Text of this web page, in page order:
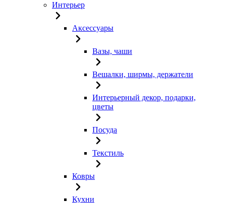
Интерьер
Аксессуары
Вазы, чаши
Вешалки, ширмы, держатели
Интерьерный декор, подарки,
цветы
Посуда
Текстиль
Ковры
Кухни